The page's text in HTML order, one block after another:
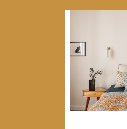
Presse
Déco & Linge
Linge de
Sacs &